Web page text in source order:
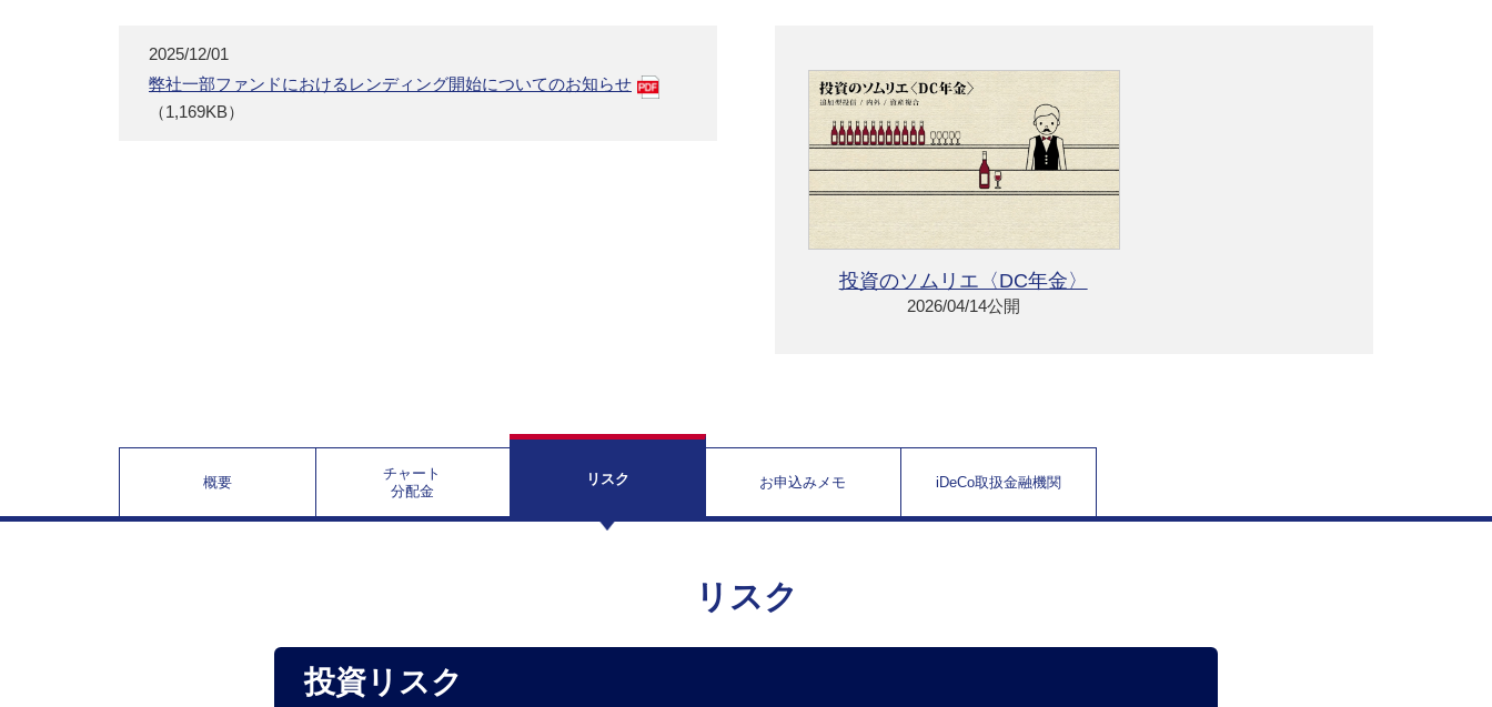
投資のソムリエ〈DC年金〉
2026/04/14公開
2025/12/01
弊社一部ファンドにおけるレンディング開始についてのお知らせ
（1,169KB）
概要
チャート
分配金
リスク お申込みメモ iDeCo取扱金融機関
リスク
投資リスク